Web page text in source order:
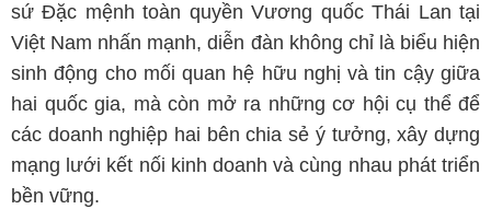
sứ Đặc mệnh toàn quyền Vương quốc Thái Lan tại
Việt Nam nhấn mạnh, diễn đàn không chỉ là biểu hiện
sinh động cho mối quan hệ hữu nghị và tin cậy giữa
hai quốc gia, mà còn mở ra những cơ hội cụ thể để
các doanh nghiệp hai bên chia sẻ ý tưởng, xây dựng
mạng lưới kết nối kinh doanh và cùng nhau phát triển
bền vững.